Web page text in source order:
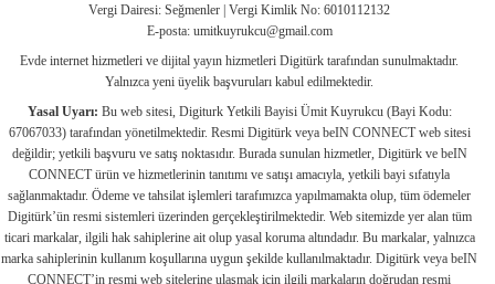
Vergi Dairesi: Seğmenler | Vergi Kimlik No: 6010112132
E-posta: umitkuyrukcu@gmail.com
Evde internet hizmetleri ve dijital yayın hizmetleri Digitürk tarafından sunulmaktadır.
Yalnızca yeni üyelik başvuruları kabul edilmektedir.
Yasal Uyarı: Bu web sitesi, Digiturk Yetkili Bayisi Ümit Kuyrukcu (Bayi Kodu:
67067033) tarafından yönetilmektedir. Resmi Digitürk veya beIN CONNECT web sitesi
değildir; yetkili başvuru ve satış noktasıdır. Burada sunulan hizmetler, Digitürk ve beIN
CONNECT ürün ve hizmetlerinin tanıtımı ve satışı amacıyla, yetkili bayi sıfatıyla
sağlanmaktadır. Ödeme ve tahsilat işlemleri tarafımızca yapılmamakta olup, tüm ödemeler
Digitürk’ün resmi sistemleri üzerinden gerçekleştirilmektedir. Web sitemizde yer alan tüm
ticari markalar, ilgili hak sahiplerine ait olup yasal koruma altındadır. Bu markalar, yalnızca
marka sahiplerinin kullanım koşullarına uygun şekilde kullanılmaktadır. Digitürk veya beIN
CONNECT’in resmi web sitelerine ulaşmak için ilgili markaların doğrudan resmi